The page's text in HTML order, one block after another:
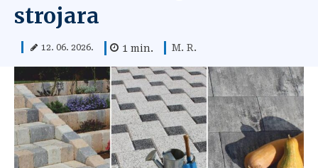
strojara
12. 06. 2026. 1 min. M. R.